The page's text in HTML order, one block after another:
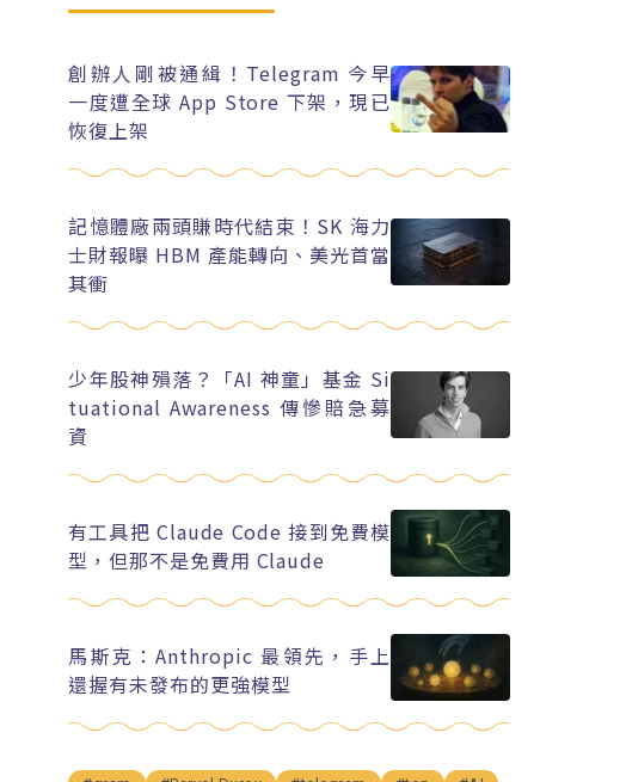
創辦人剛被通緝！Telegram 今早
一度遭全球 App Store 下架，現已
恢復上架
記憶體廠兩頭賺時代結束！SK 海力
士財報曝 HBM 產能轉向、美光首當
其衝
少年股神殞落？「AI 神童」基金 Si
tuational Awareness 傳慘賠急募
資
有工具把 Claude Code 接到免費模
型，但那不是免費用 Claude
馬斯克：Anthropic 最領先，手上
還握有未發布的更強模型